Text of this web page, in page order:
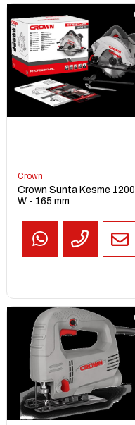
Crown
Crown Sunta Kesme 1200
W - 165 mm